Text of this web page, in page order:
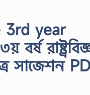
3rd year
সাজেশন